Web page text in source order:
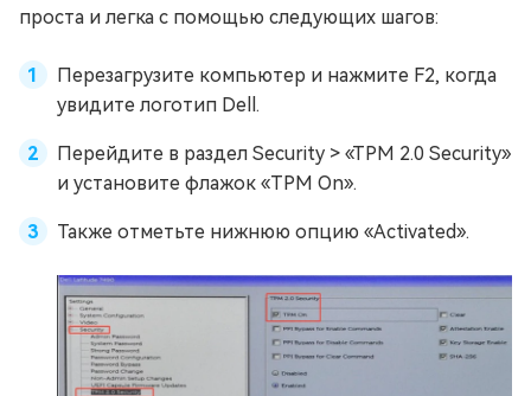
проста и легка с помощью следующих шагов:
Перезагрузите компьютер и нажмите F2, когда
увидите логотип Dell.
Перейдите в раздел Security > «TPM 2.0 Security»
и установите флажок «TPM On».
Также отметьте нижнюю опцию «Activated».